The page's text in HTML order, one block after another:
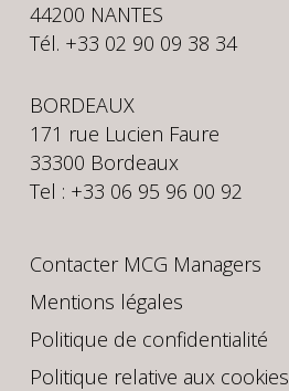
44200 NANTES
Tél. +33 02 90 09 38 34
BORDEAUX
171 rue Lucien Faure
33300 Bordeaux
Tel : +33 06 95 96 00 92
Contacter MCG Managers
Mentions légales
Politique de confidentialité
Politique relative aux cookies